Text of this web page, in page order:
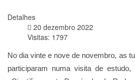
Detalhes
20 dezembro 2022
Visitas: 1797
No dia vinte e nove de novembro, as
participaram numa visita de